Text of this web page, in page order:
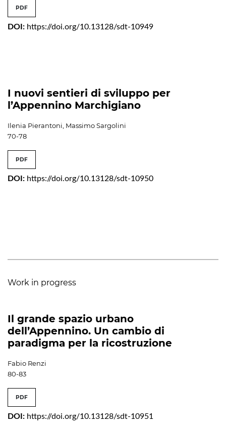
PDF
DOI: https://doi.org/10.13128/sdt-10949
I nuovi sentieri di sviluppo per
l’Appennino Marchigiano
Ilenia Pierantoni, Massimo Sargolini
70-78
PDF
DOI: https://doi.org/10.13128/sdt-10950
Work in progress
Il grande spazio urbano
dell’Appennino. Un cambio di
paradigma per la ricostruzione
Fabio Renzi
80-83
PDF
DOI: https://doi.org/10.13128/sdt-10951